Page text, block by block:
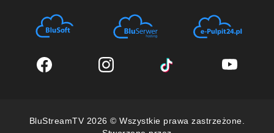
BluStreamTV 2026 © Wszystkie prawa zastrzeżone.